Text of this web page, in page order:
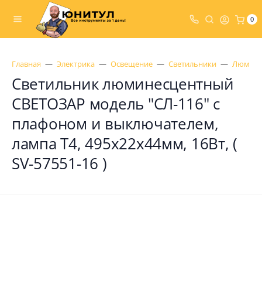
0
Главная Электрика Освещение Светильники
Светильник люминесцентный
СВЕТОЗАР модель "СЛ-116" с
плафоном и выключателем,
лампа Т4, 495x22x44мм, 16Вт, (
SV-57551-16 )